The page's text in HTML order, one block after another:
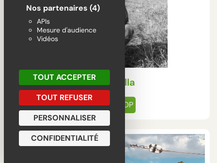
Nos partenaires (4)
APIs
Mesure d'audience
Vidéos
TOUT ACCEPTER
TOUT REFUSER
PERSONNALISER
CONFIDENTIALITÉ
Matar Sylla
Élevage ovin Passé.e par les CDP